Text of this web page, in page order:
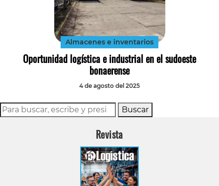
Almacenes e inventarios
Oportunidad logística e industrial en el sudoeste
bonaerense
4 de agosto del 2025
Buscar
Revista